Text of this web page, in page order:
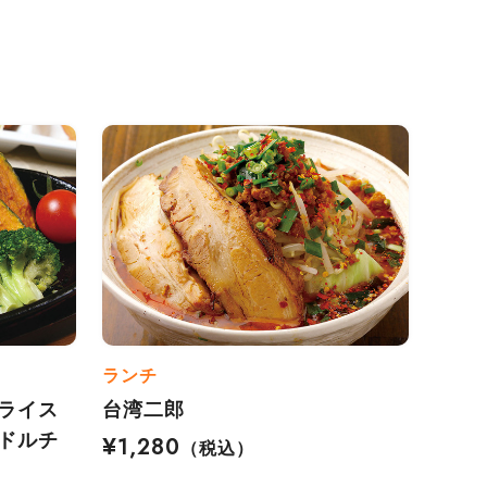
イス
ルチ
ランチ
台湾二郎
¥1,280
（税込）